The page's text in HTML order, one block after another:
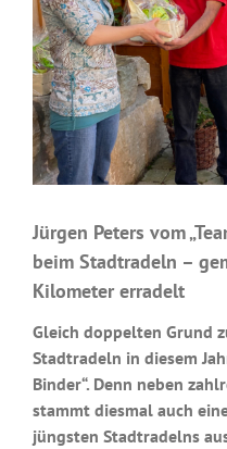
Jürgen Peters vom
beim Stadtradeln –
Kilometer erradelt
Gleich doppelten Grund
Stadtradeln in diesem
Binder“. Denn neben
stammt diesmal auch
jüngsten Stadtradelns